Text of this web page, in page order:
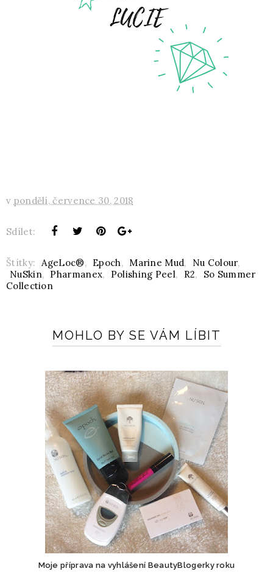
v pondělí, července 30, 2018
Sdílet:
Štítky: AgeLoc®, Epoch, Marine Mud, Nu Colour,
NuSkin, Pharmanex, Polishing Peel, R2,
So Summer
Collection
MOHLO BY SE VÁM LÍBIT
Moje příprava na vyhlášení BeautyBlogerky roku